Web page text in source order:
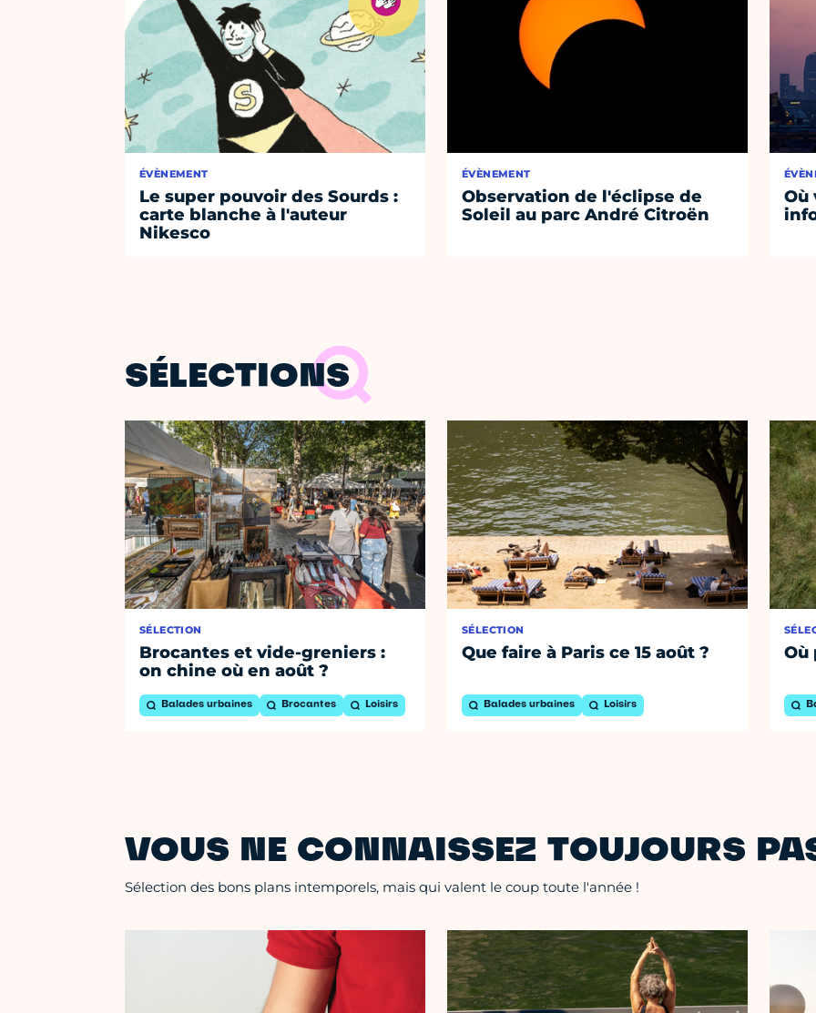
ÉVÈNEMENT
Le super pouvoir des Sourds :
carte blanche à l'auteur
Nikesco
ÉVÈNEMENT
Observation de l'éclipse de
Soleil au parc André Citroën
Où
SÉLECTIONS
SÉLECTION
Brocantes et vide-greniers :
on chine où en août ?
Balades urbaines Brocantes Loisirs
SÉLECTION
Que faire à Paris ce 15 août ?
Balades urbaines Loisirs
Où
VOUS NE CONNAISSEZ TOUJOURS
Sélection des bons plans intemporels, mais qui valent le coup toute l'année !